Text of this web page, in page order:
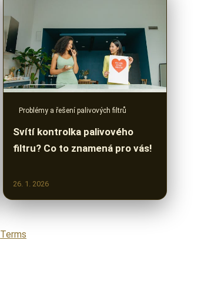
Problémy a řešení palivových filtrů
Svítí kontrolka palivového
filtru? Co to znamená pro vás!
26. 1. 2026
Terms